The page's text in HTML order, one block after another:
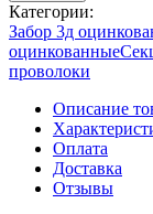
Категории:
Забор 3д
оцинкованные
проволоки
Описание
Оплата
Доставка
Отзывы